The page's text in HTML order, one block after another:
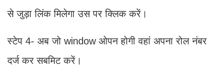
से जुड़ा लिंक मिलेगा उस पर क्लिक करें।
स्टेप 4- अब जो window ओपन होगी वहां अपना रोल नंबर
दर्ज कर सबमिट करें।